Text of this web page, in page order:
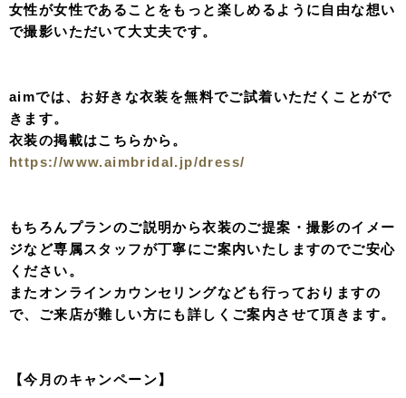
女性が女性であることをもっと楽しめるように自由な想い
で撮影いただいて大丈夫です。
aimでは、お好きな衣装を無料でご試着いただくことがで
きます。
衣装の掲載はこちらから。
https://www.aimbridal.jp/dress/
もちろんプランのご説明から衣装のご提案・撮影のイメー
ジなど専属スタッフが丁寧にご案内いたしますのでご安心
ください。
またオンラインカウンセリングなども行っておりますの
で、ご来店が難しい方にも詳しくご案内させて頂きます。
【今月のキャンペーン】